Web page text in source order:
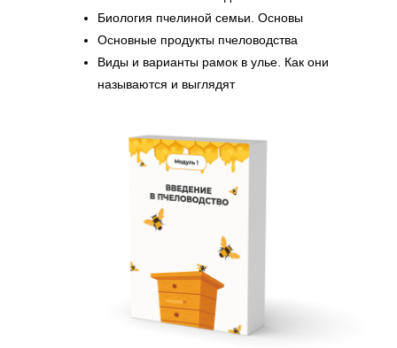
Биология пчелиной семьи. Основы
Основные продукты пчеловодства
Виды и варианты рамок в улье. Как они
называются и выглядят